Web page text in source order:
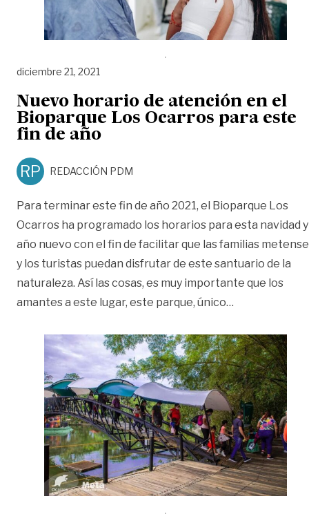
diciembre 21, 2021
Nuevo horario de atención en el
Bioparque Los Ocarros para este
fin de año
RP REDACCIÓN PDM
Para terminar este fin de año 2021, el Bioparque Los
Ocarros ha programado los horarios para esta navidad y
año nuevo con el fin de facilitar que las familias
y los turistas puedan disfrutar de este santuario de la
naturaleza. Así las cosas, es muy importante que los
amantes a este lugar, este parque, único…